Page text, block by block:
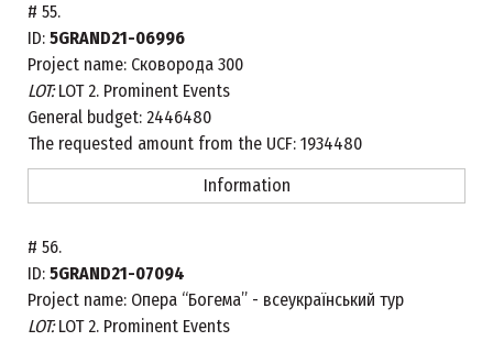
# 55.
ID: 5GRAND21-06996
Project name: Сковорода 300
LOT:LOT 2. Prominent Events
General budget: 2446480
The requested amount from the UCF: 1934480
Information
# 56.
ID: 5GRAND21-07094
Project name: Опера “Богема” - всеукраїнський тур
LOT:LOT 2. Prominent Events